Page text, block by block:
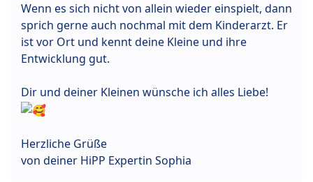
Wenn es sich nicht von allein wieder einspielt, dann
sprich gerne auch nochmal mit dem Kinderarzt. Er
ist vor Ort und kennt deine Kleine und ihre
Entwicklung gut.
Dir und deiner Kleinen wünsche ich alles Liebe!
Herzliche Grüße
von deiner HiPP Expertin Sophia